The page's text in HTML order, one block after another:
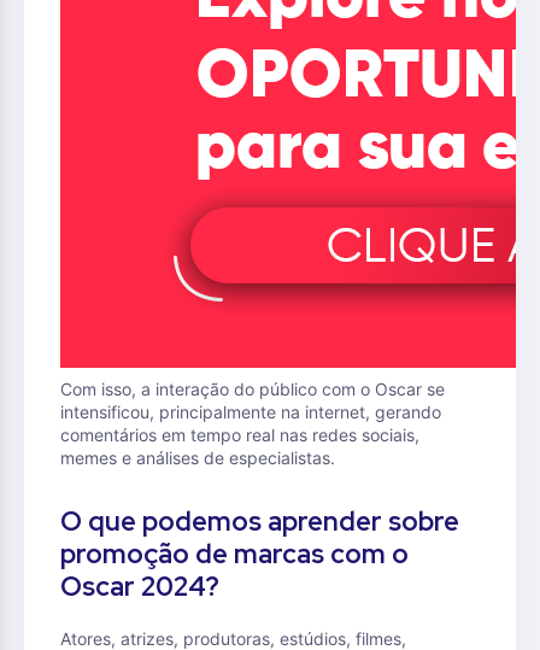
Com isso, a interação do público com o Oscar se
intensificou, principalmente na internet, gerando
comentários em tempo real nas redes sociais,
memes e análises de especialistas.
O que podemos aprender sobre
promoção de marcas com o
Oscar 2024?
Atores, atrizes, produtoras, estúdios, filmes,